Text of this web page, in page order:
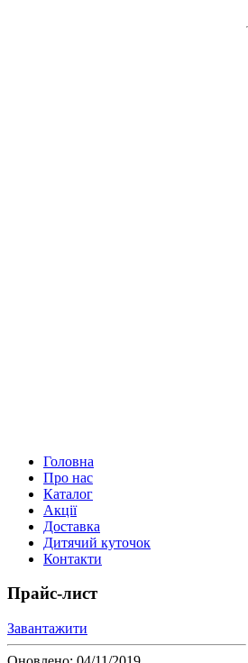
Головна
Про нас
Каталог
Акції
Доставка
Дитячий куточок
Контакти
Прайс-лист
Завантажити